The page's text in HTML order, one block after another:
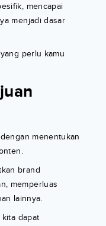
mencapai
menjadi dasar
perlu kamu
menentukan
brand
memperluas
lainnya.
dapat